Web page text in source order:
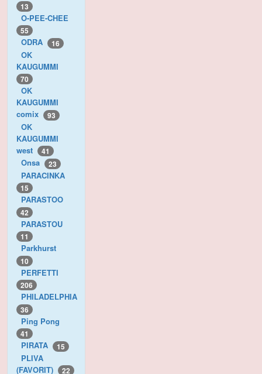
13
O-PEE-CHEE
55
ODRA 16
OK
KAUGUMMI
70
OK
KAUGUMMI
comix
93
OK
KAUGUMMI
west
41
Onsa 23
PARACINKA
15
PARASTOO
42
PARASTOU
11
Parkhurst
10
PERFETTI
206
PHILADELPHIA
36
Ping Pong
41
PIRATA 15
PLIVA
(FAVORIT)
22